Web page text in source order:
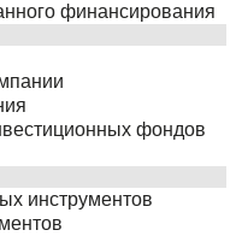
финансирования
фондов
инструментов